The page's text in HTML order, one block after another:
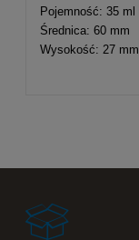
Pojemność: 35 ml
Średnica: 60 mm
Wysokość: 27 mm